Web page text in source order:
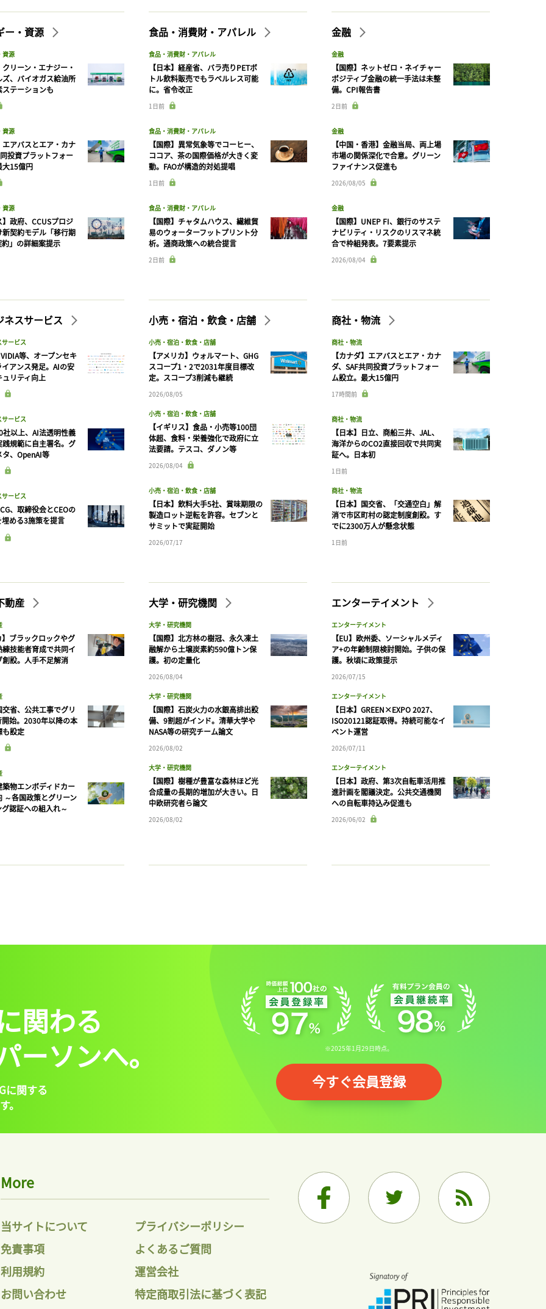
ー・資源
資源
リーン・エナジー・
ズ、バイオガス給油所
テーションも
資源
エアバスとエア・カナ
投資プラットフォー
大15億円
資源
政府、CCUSプロジ
新契約モデル「移行期
」の詳細案提示
食品・消費財・アパレル
食品・消費財・アパレル
【日本】経産省、バラ売りPETボ
トル飲料販売でもラベルレス可能
に。省令改正
1日前
食品・消費財・アパレル
【国際】異常気象等でコーヒー、
ココア、茶の国際価格が大きく変
動。FAOが構造的対処提唱
1日前
食品・消費財・アパレル
【国際】チャタムハウス、繊維貿
易のウォーターフットプリント分
析。通商政策への統合提言
2日前
金融
金融
【国際】ネットゼロ・ネイチャー
ポジティブ金融の統一手法は未整
備。CPI報告書
2日前
金融
【中国・香港】金融当局、両上場
市場の関係深化で合意。グリーン
ファイナンス促進も
2026/08/05
金融
【国際】UNEP FI、銀行のサステ
ナビリティ・リスクのリスマネ統
合で枠組発表。7要素提示
2026/08/04
ネスサービス
ービス
等、オープンセキ
アンス発足。AIの安
リティ向上
ービス
社以上、AI法透明性義
践規範に自主署名。グ
タ、OpenAI等
ービス
、取締役会とCEOの
める3施策を提言
小売・宿泊・飲食・店舗
小売・宿泊・飲食・店舗
【アメリカ】ウォルマート、GHG
スコープ1・2で2031年度目標改
定。スコープ3削減も継続
2026/08/05
小売・宿泊・飲食・店舗
【イギリス】食品・小売等100団
体超、食料・栄養強化で政府に立
法要請。テスコ、ダノン等
2026/08/04
小売・宿泊・飲食・店舗
【日本】飲料大手5社、賞味期限の
製造ロット逆転を許容。セブンと
サミットで実証開始
2026/07/17
商社・物流
商社・物流
【カナダ】エアバスとエア・カナ
ダ、SAF共同投資プラットフォー
ム設立。最大15億円
17時間前
商社・物流
【日本】日立、商船三井、JAL、
海洋からのCO2直接回収で共同実
証へ。日本初
1日前
商社・物流
【日本】国交省、「交通空白」解
消で市区町村の認定制度創設。す
でに2300万人が懸念状態
1日前
動産
ブラックロックやグ
技能者育成で共同イ
創設。人手不足解消
省、公共工事でグリ
開始。2030年以降の本
も設定
物エンボディドカー
～各国政策とグリーン
認証への組入れ～
大学・研究機関
大学・研究機関
【国際】北方林の樹冠、永久凍土
融解から土壌炭素約590億トン保
護。初の定量化
2026/08/04
大学・研究機関
【国際】石炭火力の水銀高排出設
備、9割超がインド。清華大学や
NASA等の研究チーム論文
2026/08/02
大学・研究機関
【国際】樹種が豊富な森林ほど光
合成量の長期的増加が大きい。日
中欧研究者ら論文
2026/08/02
エンターテイメント
エンターテイメント
【EU】欧州委、ソーシャルメディ
ア+の年齢制限検討開始。子供の保
護。秋頃に政策提示
2026/07/15
エンターテイメント
【日本】GREEN×EXPO 2027、
ISO20121認証取得。持続可能なイ
ベント運営
2026/07/11
エンターテイメント
【日本】政府、第3次自転車活用推
進計画を閣議決定。公共交通機関
への自転車持込み促進も
2026/06/02
関わる
ーソンへ。
に関する
。
※2025年1月29日時点。
今すぐ会員登録
More
当サイトについて
プライバシーポリシー
免責事項
よくあるご質問
利用規約
運営会社
お問い合わせ
特定商取引法に基づく表記